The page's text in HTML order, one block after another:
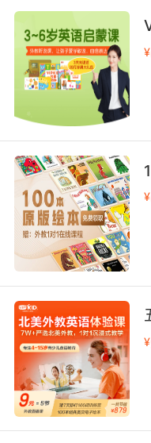
括精准的台词表达
肢体协调性。例如
通过快速而清晰的
物关系清晰地呈现
染力的表演，将角
与挣扎传递给每一
英语音乐剧的演员
能力。音乐剧区别
舞蹈元素，演员要
涵，用美妙的歌声
的主演，他们以精
度的曲目，无论是
面，演员要适应各
蕾到现代舞，从爵
地完成，并且通过
格、推动剧情发展
员们充满活力的舞
在都市生活中的挣
¥
¥
¥